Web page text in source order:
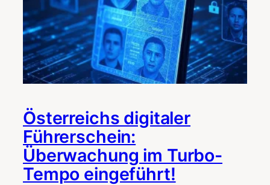
Österreichs digitaler
Führerschein:
Überwachung im Turbo-
Tempo eingeführt!